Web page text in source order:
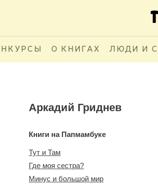
О КНИГАХ ЛЮДИ И
Аркадий Гриднев
Книги на Папмамбуке
Тут и Там
Где моя сестра?
Минус и большой мир